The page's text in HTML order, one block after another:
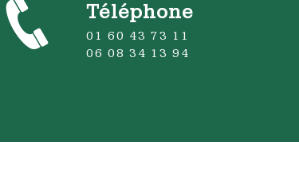
Téléphone
01 60 43 73 11
06 08 34 13 94